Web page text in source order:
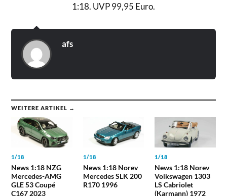
1:18. UVP 99,95 Euro.
afs
WEITERE ARTIKEL →
1/18
News 1:18 NZG
Mercedes-AMG
GLE 53 Coupé
C167 2023
1/18
News 1:18 Norev
Mercedes SLK 200
R170 1996
1/18
News 1:18 Norev
Volkswagen 1303
LS Cabriolet
(Karmann) 1972